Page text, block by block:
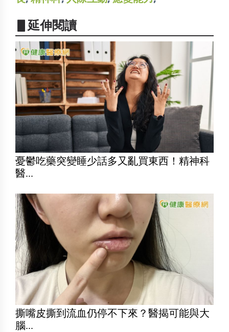
▋延伸閱讀
憂鬱吃藥突變睡少話多又亂買東西！精神科
醫...
撕嘴皮撕到流血仍停不下來？醫揭可能與大
腦...